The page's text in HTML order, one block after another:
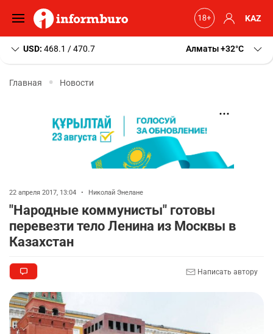
KAZ
USD: 468.1 / 470.7 Алматы+32 C
Главная Новости
22 апреля 2017, 13:04 • Николай Энелане
"Народные коммунисты" готовы
перевезти тело Ленина из Москвы в
Казахстан
Написать автору